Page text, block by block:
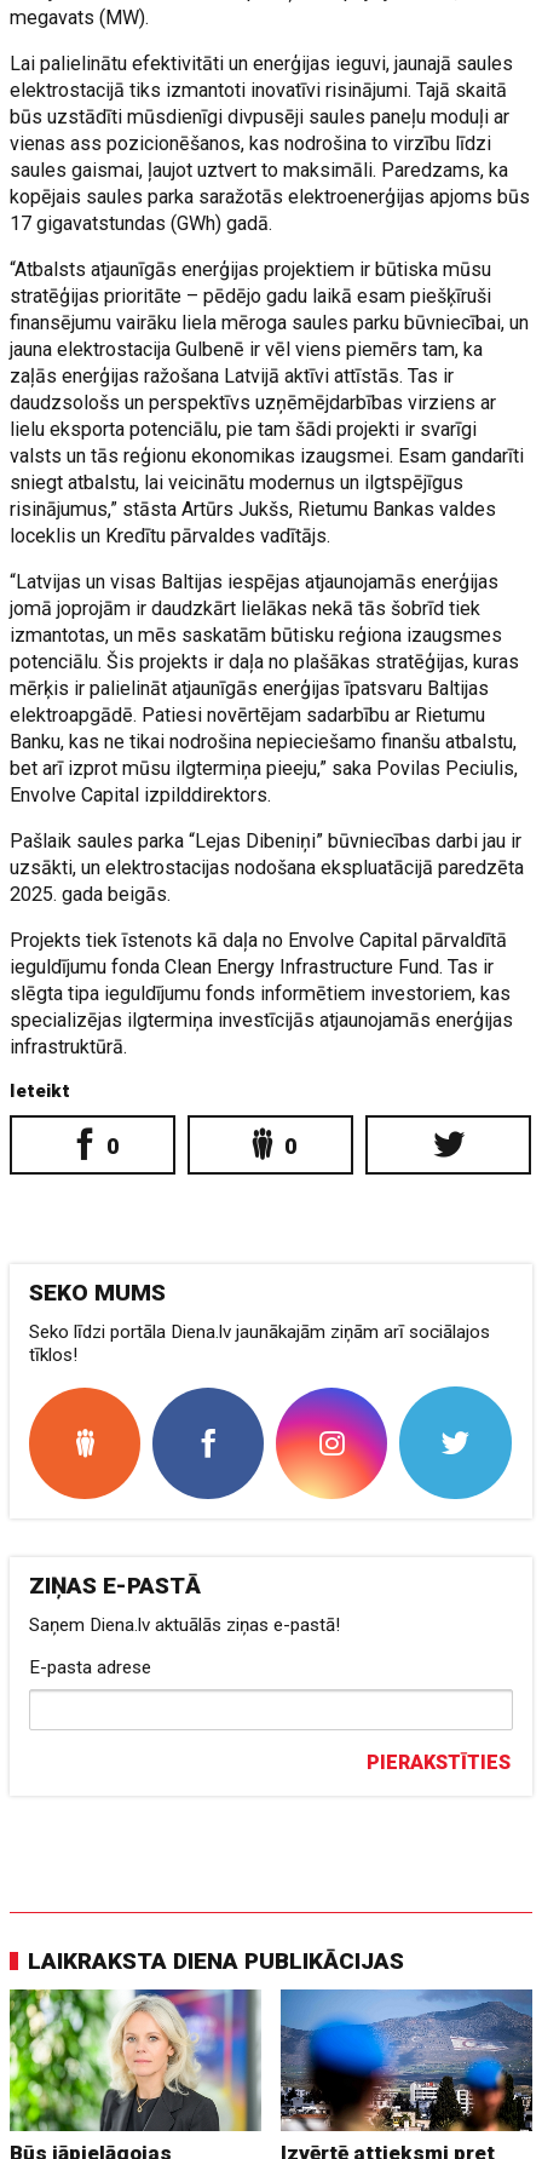
megavats (MW).
Lai palielinātu efektivitāti un enerģijas ieguvi, jaunajā saules
elektrostacijā tiks izmantoti inovatīvi risinājumi. Tajā skaitā
būs uzstādīti mūsdienīgi divpusēji saules paneļu moduļi ar
vienas ass pozicionēšanos, kas nodrošina to virzību līdzi
saules gaismai, ļaujot uztvert to maksimāli. Paredzams, ka
kopējais saules parka saražotās elektroenerģijas apjoms būs
17 gigavatstundas (GWh) gadā.
“Atbalsts atjaunīgās enerģijas projektiem ir būtiska mūsu
stratēģijas prioritāte – pēdējo gadu laikā esam piešķīruši
finansējumu vairāku liela mēroga saules parku būvniecībai, un
jauna elektrostacija Gulbenē ir vēl viens piemērs tam, ka
zaļās enerģijas ražošana Latvijā aktīvi attīstās. Tas ir
daudzsološs un perspektīvs uzņēmējdarbības virziens ar
lielu eksporta potenciālu, pie tam šādi projekti ir svarīgi
valsts un tās reģionu ekonomikas izaugsmei. Esam gandarīti
sniegt atbalstu, lai veicinātu modernus un ilgtspējīgus
risinājumus,” stāsta Artūrs Jukšs, Rietumu Bankas valdes
loceklis un Kredītu pārvaldes vadītājs.
“Latvijas un visas Baltijas iespējas atjaunojamās enerģijas
jomā joprojām ir daudzkārt lielākas nekā tās šobrīd tiek
izmantotas, un mēs saskatām būtisku reģiona izaugsmes
potenciālu. Šis projekts ir daļa no plašākas stratēģijas, kuras
mērķis ir palielināt atjaunīgās enerģijas īpatsvaru Baltijas
elektroapgādē. Patiesi novērtējam sadarbību ar Rietumu
Banku, kas ne tikai nodrošina nepieciešamo finanšu atbalstu,
bet arī izprot mūsu ilgtermiņa pieeju,” saka Povilas Peciulis,
Envolve Capital izpilddirektors.
Pašlaik saules parka “Lejas Dibeniņi” būvniecības darbi jau ir
uzsākti, un elektrostacijas nodošana ekspluatācijā paredzēta
2025. gada beigās.
Projekts tiek īstenots kā daļa no Envolve Capital pārvaldītā
ieguldījumu fonda Clean Energy Infrastructure Fund. Tas ir
slēgta tipa ieguldījumu fonds informētiem investoriem, kas
specializējas ilgtermiņa investīcijās atjaunojamās enerģijas
infrastruktūrā.
Ieteikt
0 0
SEKO MUMS
Seko līdzi portāla Diena.lv jaunākajām ziņām arī sociālajos
tīklos!
ZIŅAS E-PASTĀ
Saņem Diena.lv aktuālās ziņas e-pastā!
E-pasta adrese
PIERAKSTĪTIES
LAIKRAKSTA DIENA PUBLIKĀCIJAS
Būs jāpielāgojas Izvērtē attieksmi pret